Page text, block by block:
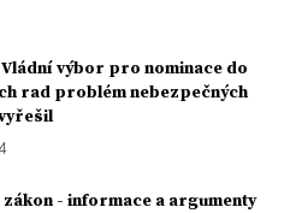
Vládní výbor pro nominace do
rad problém nebezpečných
zákon - informace a argumenty